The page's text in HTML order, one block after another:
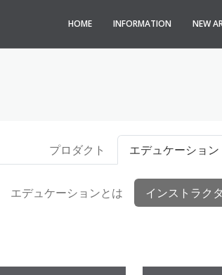
HOME INFORMATION NEW
プロダクト エデュケーション
エデュケーションとは インストラク